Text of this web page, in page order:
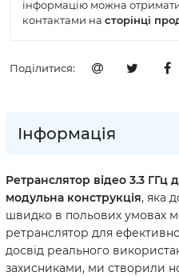
інформацію можна
контактами на cторінці
Поділитися:
Інформація
Ретранслятор відео 3.3 ГГц
модульна конструкція, яка
швидко в польових умовах
ретранслятор для
досвід реального
захисниками, ми створили